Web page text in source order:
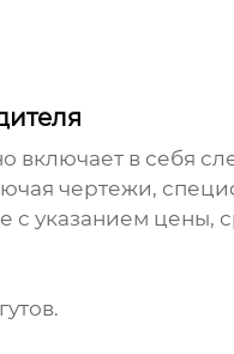
включает в себя
чертежи,
указанием цены,
.